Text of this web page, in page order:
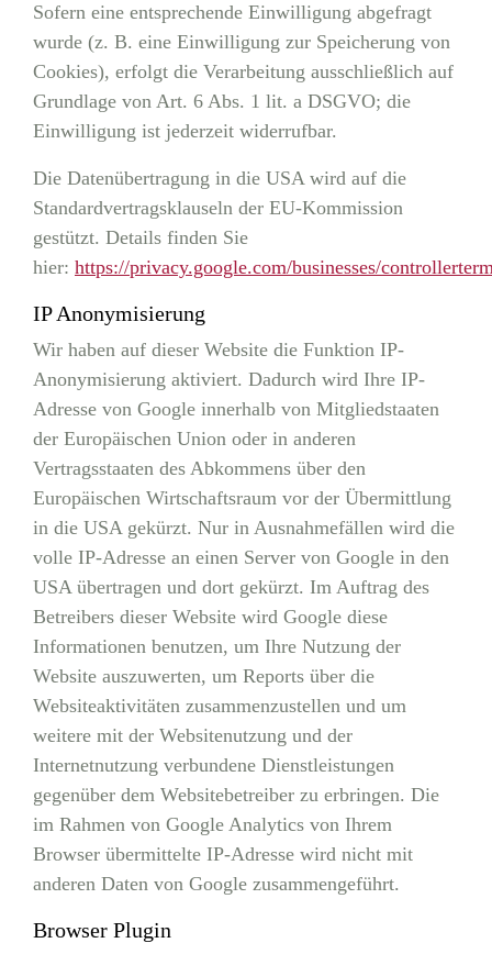
Sofern eine entsprechende Einwilligung abgefragt
wurde (z. B. eine Einwilligung zur Speicherung von
Cookies), erfolgt die Verarbeitung ausschließlich auf
Grundlage von Art. 6 Abs. 1 lit. a DSGVO; die
Einwilligung ist jederzeit widerrufbar.
Die Datenübertragung in die USA wird auf die
Standardvertragsklauseln der EU-Kommission
gestützt. Details finden Sie
hier: https://privacy.google.com/businesses/
IP Anonymisierung
Wir haben auf dieser Website die Funktion IP-
Anonymisierung aktiviert. Dadurch wird Ihre IP-
Adresse von Google innerhalb von Mitgliedstaaten
der Europäischen Union oder in anderen
Vertragsstaaten des Abkommens über den
Europäischen Wirtschaftsraum vor der Übermittlung
in die USA gekürzt. Nur in Ausnahmefällen wird die
volle IP-Adresse an einen Server von Google in den
USA übertragen und dort gekürzt. Im Auftrag des
Betreibers dieser Website wird Google diese
Informationen benutzen, um Ihre Nutzung der
Website auszuwerten, um Reports über die
Websiteaktivitäten zusammenzustellen und um
weitere mit der Websitenutzung und der
Internetnutzung verbundene Dienstleistungen
gegenüber dem Websitebetreiber zu erbringen. Die
im Rahmen von Google Analytics von Ihrem
Browser übermittelte IP-Adresse wird nicht mit
anderen Daten von Google zusammengeführt.
Browser Plugin